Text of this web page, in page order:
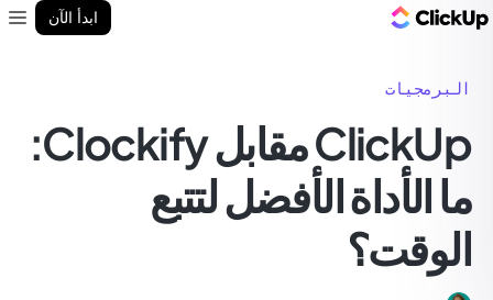
ابدأ الآن
البرمجيات
ClickUp مقابل Clockify:
ما الأداة الأفضل لتتبع
الوقت؟